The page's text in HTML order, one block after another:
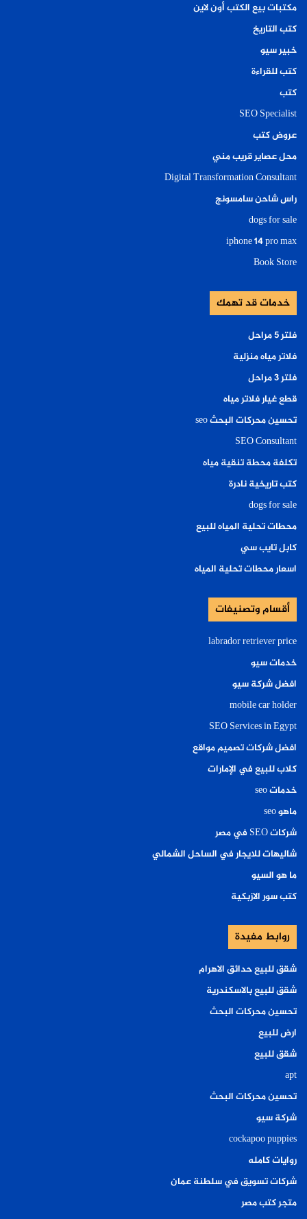
مكتبات بيع الكتب أون لاين
كتب التاريخ
خبير سيو
كتب للقراءة
كتب
SEO Specialist
عروض كتب
محل عصاير قريب مني
Digital Transformation Consultant
راس شاحن سامسونج
dogs for sale
iphone 14 pro max
Book Store
خدمات قد تهمك
فلتر ٥ مراحل
فلاتر مياه منزلية
فلتر ٣ مراحل
قطع غيار فلاتر مياه
تحسين محركات البحث seo
SEO Consultant
تكلفة محطة تنقية مياه
كتب تاريخية نادرة
dogs for sale
محطات تحلية المياه للبيع
كابل تايب سي
اسعار محطات تحلية المياه
أقسام وتصنيفات
labrador retriever price
خدمات سيو
افضل شركة سيو
mobile car holder
SEO Services in Egypt
افضل شركات تصميم مواقع
كلاب للبيع في الإمارات
خدمات seo
ماهو seo
شركات SEO في مصر
شاليهات للايجار في الساحل الشمالي
ما هو السيو
كتب سور الازبكية
روابط مفيدة
شقق للبيع حدائق الاهرام
شقق للبيع بالاسكندرية
تحسين محركات البحث
ارض للبيع
شقق للبيع
apt
تحسين محركات البحث
شركة سيو
cockapoo puppies
روايات كامله
شركات تسويق في سلطنة عمان
متجر كتب مصر